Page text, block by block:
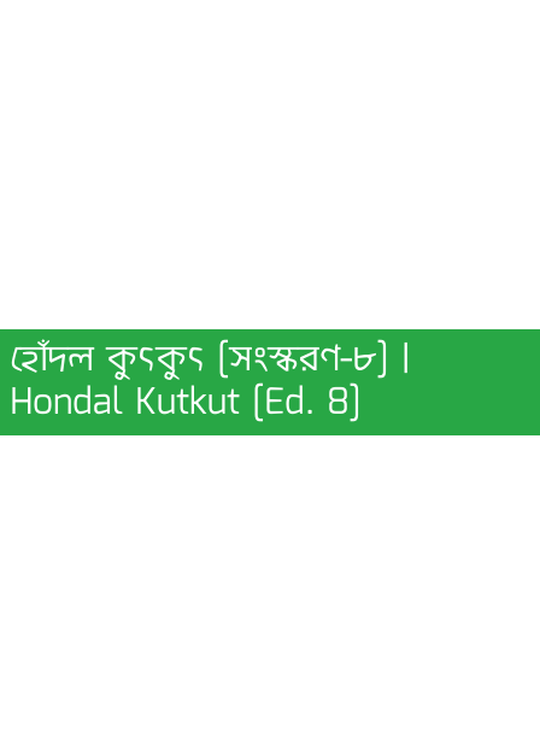
হোঁদল কুৎকুৎ [সংস্করণ-৮] |
Hondal Kutkut [Ed. 8]